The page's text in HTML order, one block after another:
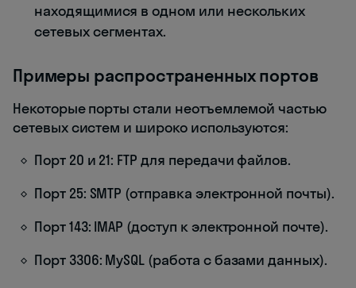
находящимися в одном или нескольких
сетевых сегментах.
Примеры распространенных портов
Некоторые порты стали неотъемлемой частью
сетевых систем и широко используются:
Порт 20 и 21: FTP для передачи файлов.
Порт 25: SMTP (отправка электронной почты).
Порт 143: IMAP (доступ к электронной почте).
Порт 3306: MySQL (работа с базами данных).